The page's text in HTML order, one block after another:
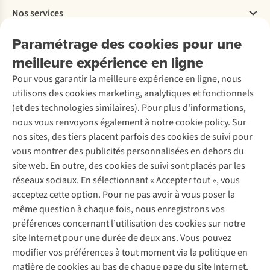
Paramétrage des cookies pour une
meilleure expérience en ligne
Pour vous garantir la meilleure expérience en ligne, nous
utilisons des cookies marketing, analytiques et fonctionnels
(et des technologies similaires). Pour plus d'informations,
nous vous renvoyons également à notre cookie policy. Sur
nos sites, des tiers placent parfois des cookies de suivi pour
vous montrer des publicités personnalisées en dehors du
site web. En outre, des cookies de suivi sont placés par les
réseaux sociaux. En sélectionnant « Accepter tout », vous
acceptez cette option. Pour ne pas avoir à vous poser la
même question à chaque fois, nous enregistrons vos
préférences concernant l’utilisation des cookies sur notre
site Internet pour une durée de deux ans. Vous pouvez
modifier vos préférences à tout moment via la politique en
matière de cookies au bas de chaque page du site Internet.
Livraison
Rétractation d'une commande
Entretien & réparations
Garantie
Contactez-nous
Explore More
À propos d’Ayacucho
Nos magasins
À propos d’A.S.Adventure
Déclaration d'accessibilité
Nos services
Location / Location sports d’hiver
Entretien de ski
Service de lavage
Entretien de chaussures
Réparation de chaussures
Réparation de vêtements
Retouches
Pour les entreprises
Découvrez
A.S.Magazine
Explore Camp
Gear Check
Expertise & conseils
Abonnez-vous à la newsletter
Suivez-nous
Mentions légales
Politique de confidentialité
Conditions générales
Cookie Policy